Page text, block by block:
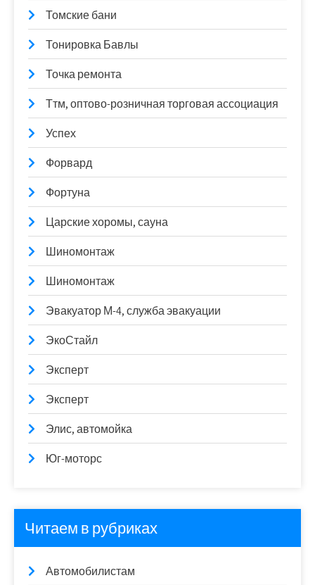
Томские бани
Тонировка Бавлы
Точка ремонта
Ттм, оптово-розничная торговая ассоциация
Успех
Форвард
Фортуна
Царские хоромы, сауна
Шиномонтаж
Шиномонтаж
Эвакуатор М-4, служба эвакуации
ЭкоСтайл
Эксперт
Эксперт
Элис, автомойка
Юг-моторс
Читаем в рубриках
Автомобилистам